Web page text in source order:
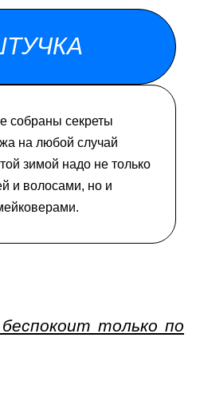
собраны секреты
на любой случай
зимой надо не только
и волосами, но и
только по